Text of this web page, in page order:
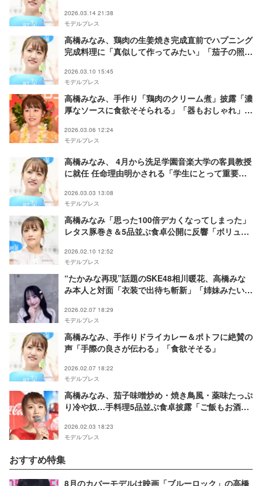
2026.03.14 21:38
モデルプレス
高橋みなみ、鶏肉の生姜焼き完成直前でハプニング
完成料理に「真似して作ってみたい」「茄子の照り
2026.03.10 15:45
モデルプレス
高橋みなみ、手作り「鶏肉のクリーム煮」披露「濃
厚なソースに食欲そそられる」「器もおしゃれ」の
2026.03.06 12:24
モデルプレス
高橋みなみ、 4月から洗足学園音楽大学の客員教授
に就任 任命理由明かされる「学生にとって重要な
2026.03.03 13:08
モデルプレス
高橋みなみ「思った100倍デカくなってしまった」
レタス豚巻き＆5品並ぶ食卓公開に反響「ボリュー
2026.02.10 12:52
モデルプレス
“たかみな再現”話題のSKE48相川暖花、高橋みな
み本人と対面「衣装で出待ち斬新」「姉妹みたい」
2026.02.07 18:29
モデルプレス
高橋みなみ、手作りドライカレー＆ポトフに絶賛の
声「手際の良さが伝わる」「食欲そそる」
2026.02.07 18:22
モデルプレス
高橋みなみ、茄子味噌炒め・焼き鳥風・薬味たっぷ
り冷や奴…手料理5品並ぶ食卓披露「ご飯もお酒も
2026.02.03 18:23
モデルプレス
おすすめ特集
8月のカバーモデルは映画「ブルーロック」の高橋